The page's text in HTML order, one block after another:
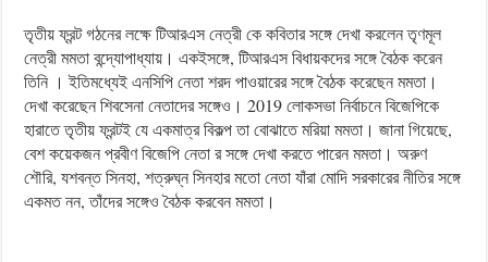
তৃতীয় ফ্রন্ট গঠনের লক্ষে টিআরএস নেত্রী কে কবিতার সঙ্গে দেখা করলেন তৃণমূল
নেত্রী মমতা বন্দ্যোপাধ্যায়। একইসঙ্গে, টিআরএস বিধায়কদের সঙ্গে বৈঠক করেন
তিনি । ইতিমধ্যেই এনসিপি নেতা শরদ পাওয়ারের সঙ্গে বৈঠক করেছেন মমতা।
দেখা করেছেন শিবসেনা নেতাদের সঙ্গেও। 2019 লোকসভা নির্বাচনে বিজেপিকে
হারাতে তৃতীয় ফ্রন্টই যে একমাত্র বিকল্প তা বোঝাতে মরিয়া মমতা। জানা গিয়েছে,
বেশ কয়েকজন প্রবীণ বিজেপি নেতা র সঙ্গে দেখা করতে পারেন মমতা। অরুণ
শৌরি, যশবন্ত সিনহা, শত্রুঘ্ন সিনহার মতো নেতা যাঁরা মোদি সরকারের নীতির সঙ্গে
একমত নন, তাঁদের সঙ্গেও বৈঠক করবেন মমতা।